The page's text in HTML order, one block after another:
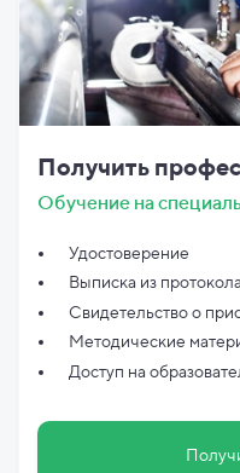
Получить
Обучение на
Удостоверение
Выписка из
Свидетельство о
Методические
Доступ на